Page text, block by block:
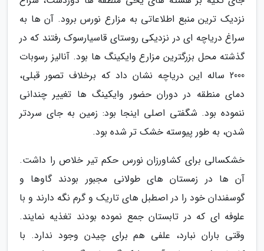
نزدیک ترین منبع اطلاعاتی به مزارع نورس برود. آن ها به
سراغ دریاچه ای در نزدیکی روستای قاسیارسوک رفتند که در
گذشته محل بزرگترین مزارع وایکینگ ها بود. آنالیز رسوبات
2000 ساله این دریاچه نشان داد که برخلاف تصور قبلی،
دمای منطقه در دوران حضور وایکینگ ها تغییر چندانی
ننموده بود. شگفتی اصلی اینجا بود: زمین به جای سردتر
شدن، به طور پیوسته خشک تر شده بود.
خشکسالی برای کشاورزان نورس حکم تیر خلاص را داشت.
آن ها در زمستان های طولانی مجبور بودند گاوها و
گوسفندان خود را در اصطبل های تاریک و گرم نگه دارند و با
علوفه ای که در تابستان جمع نموده بودند تغذیه نمایند.
وقتی باران نبارد، علفی هم برای چیدن وجود ندارد. با